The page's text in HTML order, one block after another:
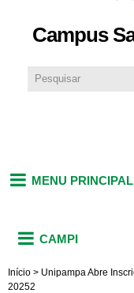
Campus
MENU PRINCIPAL
CAMPI
Início > Unipampa Abre
20252